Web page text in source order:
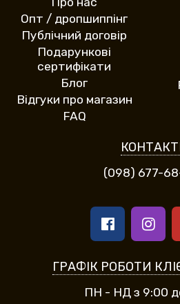
Опт / дропшиппінг
Публічний договір
Подарункові
сертифікати
Блог
Відгуки про магазин
FAQ
(098) 677-
ГРАФІК РОБОТИ
ПН - НД з 9:00